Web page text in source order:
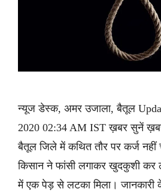
न्यूज डेस्क, अमर उजाला, बैतूल
2020 02:34 AM IST ख़बर सुनें
बैतूल जिले में कथित तौर पर कर्ज
किसान ने फांसी लगाकर खुदकुशी कर
में एक पेड़ से लटका मिला। जानकारी